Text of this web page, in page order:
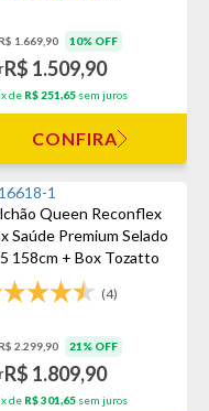
1.669,90 10% OFF
R$ 1.509,90
de R$ 251,65 sem juros
CONFIRA
Queen Reconflex
Saúde Premium Selado
158cm + Box Tozatto
(4)
2.299,90 21% OFF
R$ 1.809,90
de R$ 301,65 sem juros